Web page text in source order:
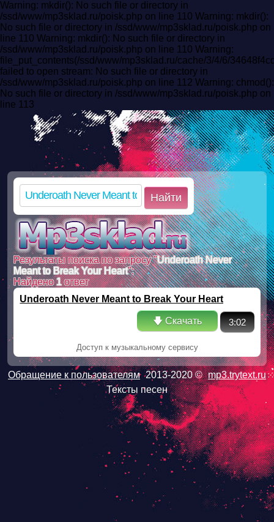
Warning: mkdir(): No such file or directory in
/ssd/www/mp3sklad.ru/poisk.php on line 110 Warning: mkdir():
No such file or directory in /ssd/www/mp3sklad.ru/poisk.php on
line 110 Warning: mkdir(): No such file or directory in
/ssd/www/mp3sklad.ru/poisk.php on line 110 Warning:
file_put_contents(/ssd/www/mp3sklad.ru/cache/3/4/6/
failed to open stream: No such file or directory in
/ssd/www/mp3sklad.ru/poisk.php on line 112 Warning: chmod():
No such file or directory in /ssd/www/mp3sklad.ru/poisk.php on
line 113
Найти
Результаты поиска по запросу "Underoath Never
Meant to Break Your Heart":
Найдено1ответ
Underoath Never Meant to Break Your Heart
🡇 Скачать 3:02
Доступ к музыкальному сервису
Обращение к пользователям 2013-2020 © mp3.trytext.ru
Тексты песен